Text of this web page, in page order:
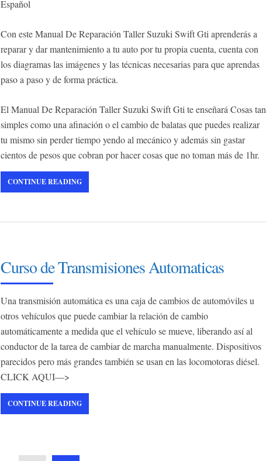
Español
Con este Manual De Reparación Taller Suzuki Swift Gti aprenderás a
reparar y dar mantenimiento a tu auto por tu propia cuenta, cuenta con
los diagramas las imágenes y las técnicas necesarias para que aprendas
paso a paso y de forma práctica.
El Manual De Reparación Taller Suzuki Swift Gti te enseñará Cosas tan
simples como una afinación o el cambio de balatas que puedes realizar
tu mismo sin perder tiempo yendo al mecánico y además sin gastar
cientos de pesos que cobran por hacer cosas que no toman más de 1hr.
CONTINUE READING
Curso de Transmisiones Automaticas
Una transmisión automática es una caja de cambios de automóviles u
otros vehículos que puede cambiar la relación de cambio
automáticamente a medida que el vehículo se mueve, liberando así al
conductor de la tarea de cambiar de marcha manualmente. Dispositivos
parecidos pero más grandes también se usan en las locomotoras diésel.
CLICK AQUI—>
CONTINUE READING